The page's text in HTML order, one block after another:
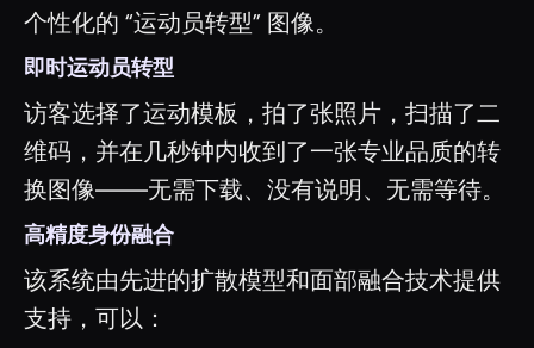
个性化的 “运动员转型” 图像。
即时运动员转型
访客选择了运动模板，拍了张照片，扫描了二
维码，并在几秒钟内收到了一张专业品质的转
换图像——无需下载、没有说明、无需等待。
高精度身份融合
该系统由先进的扩散模型和面部融合技术提供
支持，可以：